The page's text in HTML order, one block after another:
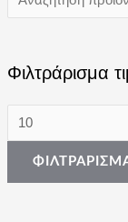
Φιλτράρισμα